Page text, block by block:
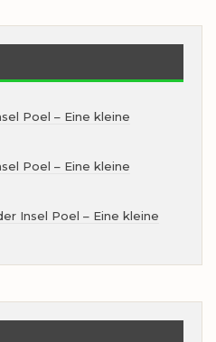
Poel – Eine kleine
Poel – Eine kleine
Insel Poel – Eine kleine